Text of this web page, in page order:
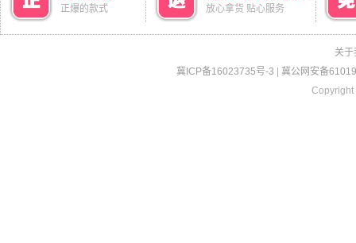
正爆的款式 放心拿货 贴心服务
关于
冀ICP备16023735号-3
冀公网安备